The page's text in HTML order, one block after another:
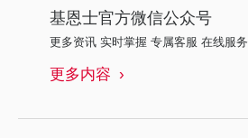
基恩士官方微信公众号
更多资讯 实时掌握 专属客服 在线服务
更多内容